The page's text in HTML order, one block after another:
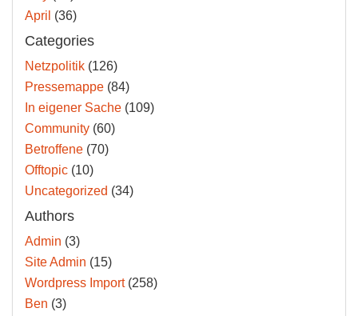
April (36)
Categories
Netzpolitik (126)
Pressemappe (84)
In eigener Sache (109)
Community (60)
Betroffene (70)
Offtopic (10)
Uncategorized (34)
Authors
Admin (3)
Site Admin (15)
Wordpress Import(258)
Ben (3)